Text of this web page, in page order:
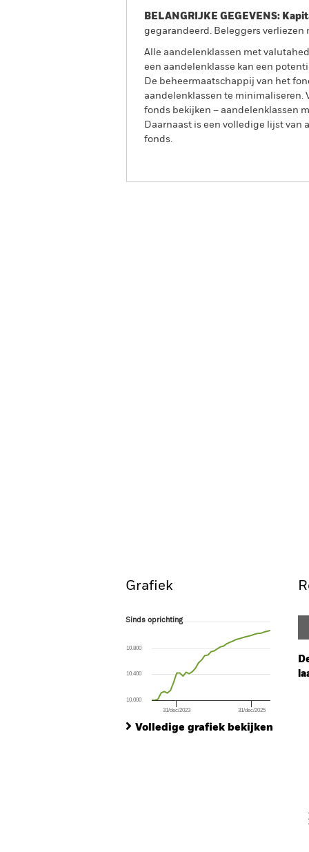
BELANGRIJKE GEGEVENS:
gegarandeerd. Beleggers
Alle aandelenklassen met
een aandelenklasse kan een
De beheermaatschappij van het
aandelenklassen te minimaliseren.
fonds bekijken – aandelenklassen
Daarnaast is een volledige lijst
fonds.
Grafiek
Sinds oprichting
The chart has 1 X axis displaying Time.
The chart has 1 Y axis displaying values.
Sinds oprichting
31/dec/2023 31/dec/2025
10.000
10.400
10.800
Volledige grafiek bekijken